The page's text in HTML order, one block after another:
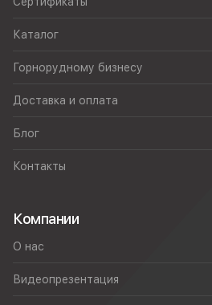
Каталог
Горнорудному бизнесу
Доставка и оплата
Блог
Контакты
Компании
О нас
Видеопрезентация